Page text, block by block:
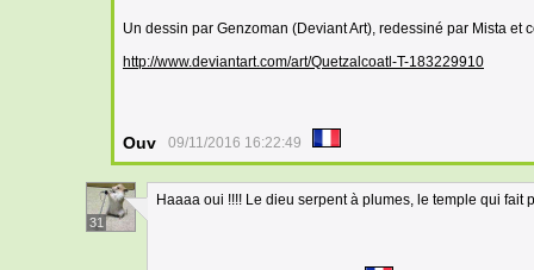
Un dessin par Genzoman (Deviant Art), redessiné par Mista et
http://www.deviantart.com/art/Quetzalcoatl-T-183229910
Ouv 09/11/2016 16:22:49
31
Haaaa oui !!!! Le dieu serpent à plumes, le temple qui fait